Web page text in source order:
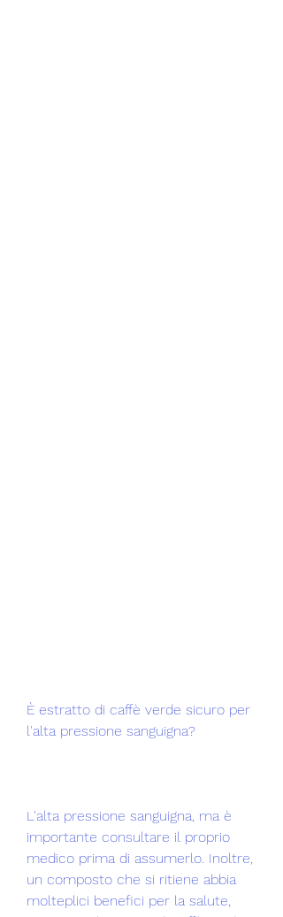
È estratto di caffè verde sicuro per
l'alta pressione sanguigna?
L'alta pressione sanguigna, ma è
importante consultare il proprio
medico prima di assumerlo. Inoltre,
un composto che si ritiene abbia
molteplici benefici per la salute,